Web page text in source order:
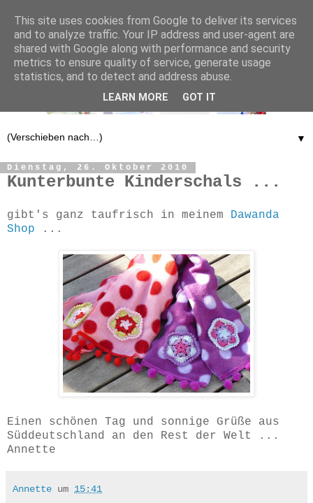
▼
Dienstag, 26. Oktober 2010
Kunterbunte Kinderschals ...
gibt's ganz taufrisch in meinem Dawanda
Shop ...
Einen schönen Tag und sonnige Grüße aus
Süddeutschland an den Rest der Welt ...
Annette
Annette um 15:41
This site uses cookies from Google to deliver its services
and to analyze traffic. Your IP address and user-agent are
shared with Google along with performance and security
metrics to ensure quality of service, generate usage
statistics, and to detect and address abuse.
LEARN MORE GOT IT